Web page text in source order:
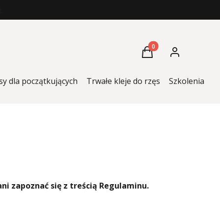
Produkty w koszyku:
Koszyk Zaloguj się
dla początkujących Trwałe kleje do rzęs Szkolenia
zapoznać się z treścią Regulaminu.